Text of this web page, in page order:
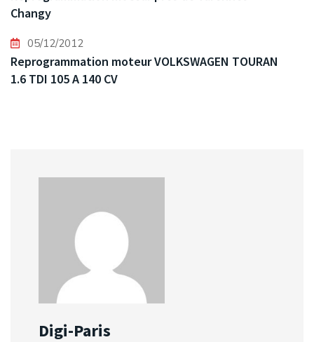
Changy
05/12/2012
Reprogrammation moteur VOLKSWAGEN TOURAN
1.6 TDI 105 A 140 CV
Digi-Paris